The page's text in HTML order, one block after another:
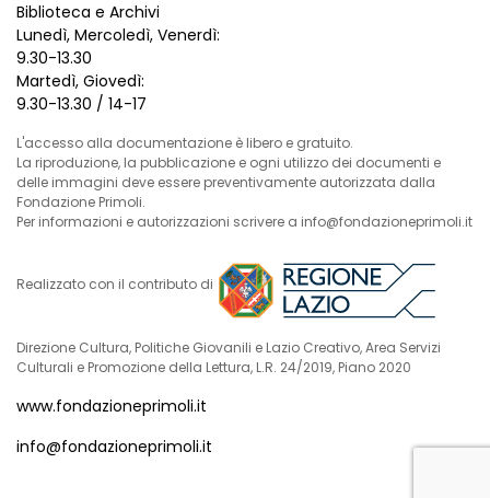
Biblioteca e Archivi
Lunedì, Mercoledì, Venerdì:
9.30-13.30
Martedì, Giovedì:
9.30-13.30 / 14-17
L'accesso alla documentazione è libero e gratuito.
La riproduzione, la pubblicazione e ogni utilizzo dei documenti e
delle immagini deve essere preventivamente autorizzata dalla
Fondazione Primoli.
Per informazioni e autorizzazioni scrivere a info@fondazioneprimoli.it
Realizzato con il contributo di
Direzione Cultura, Politiche Giovanili e Lazio Creativo, Area Servizi
Culturali e Promozione della Lettura, L.R. 24/2019, Piano 2020
www.fondazioneprimoli.it
info@fondazioneprimoli.it